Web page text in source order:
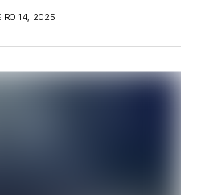
14, 2025